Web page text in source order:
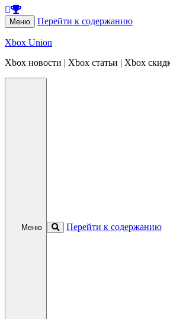
Меню Перейти к содержанию
Xbox Union
Xbox новости | Xbox статьи | Xbox
Меню Перейти к содержанию